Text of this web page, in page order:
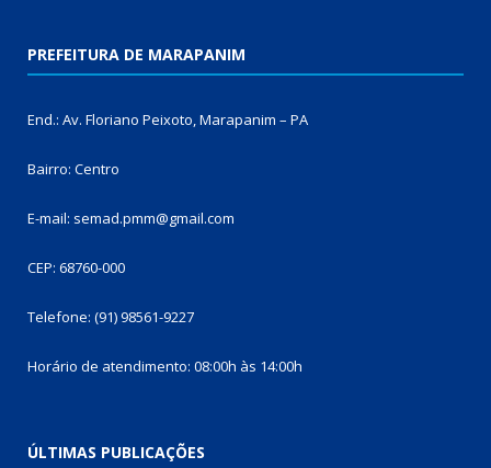
PREFEITURA DE MARAPANIM
End.: Av. Floriano Peixoto, Marapanim – PA
Bairro: Centro
E-mail: semad.pmm@gmail.com
CEP: 68760-000
Telefone: (91) 98561-9227
Horário de atendimento: 08:00h às 14:00h
ÚLTIMAS PUBLICAÇÕES